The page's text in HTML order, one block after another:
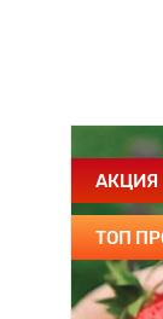
АКЦИЯ
ТОП